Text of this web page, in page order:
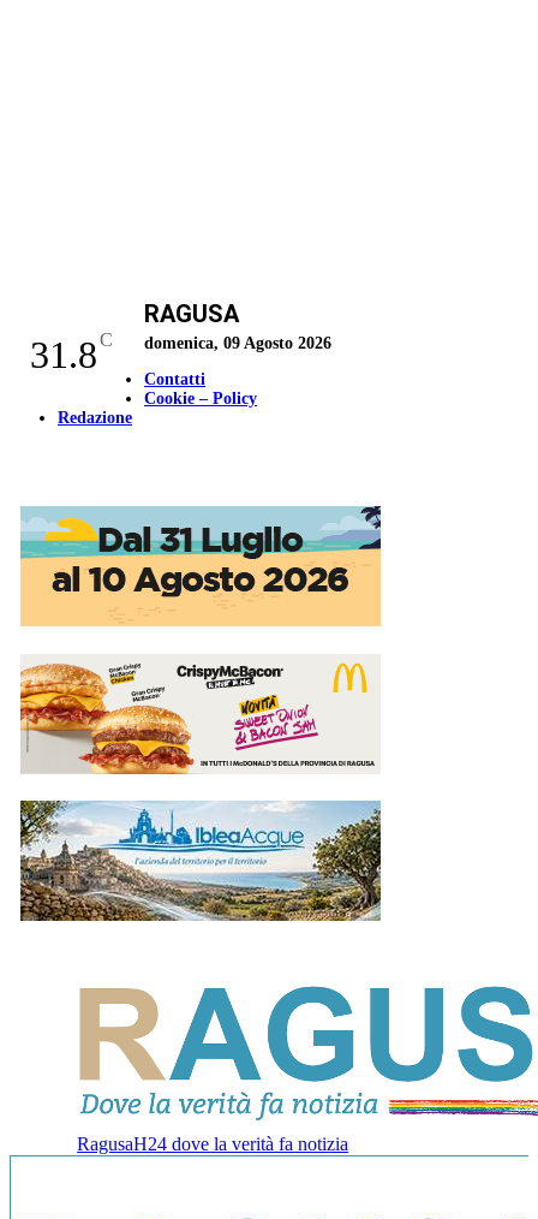
31.8C
RAGUSA
domenica, 09 Agosto 2026
Contatti
Cookie – Policy
Redazione
RagusaH24 dove la verità fa notizia